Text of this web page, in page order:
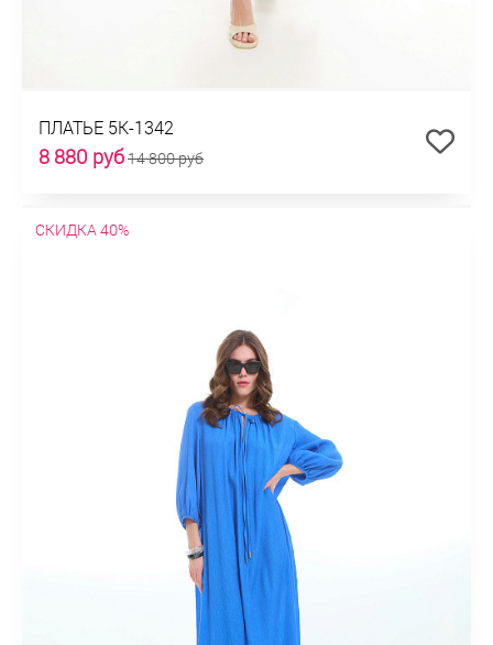
ПЛАТЬЕ 5К-1342
8 880 руб14 800 руб
СКИДКА 40%